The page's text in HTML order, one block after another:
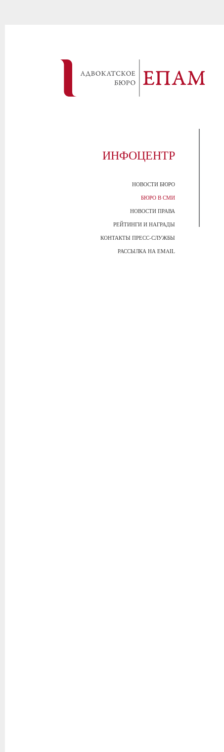
ИНФОЦЕНТР
НОВОСТИ БЮРО
БЮРО В СМИ
НОВОСТИ ПРАВА
РЕЙТИНГИ И НАГРАДЫ
КОНТАКТЫ ПРЕСС-СЛУЖБЫ
РАССЫЛКА НА EMAIL